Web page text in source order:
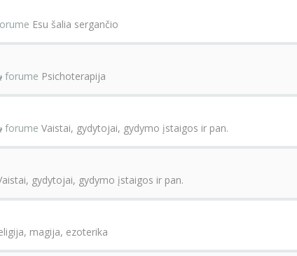
Esu šalia sergančio
forume Psichoterapija
forume Vaistai, gydytojai, gydymo įstaigos ir pan.
gydytojai, gydymo įstaigos ir pan.
magija, ezoterika